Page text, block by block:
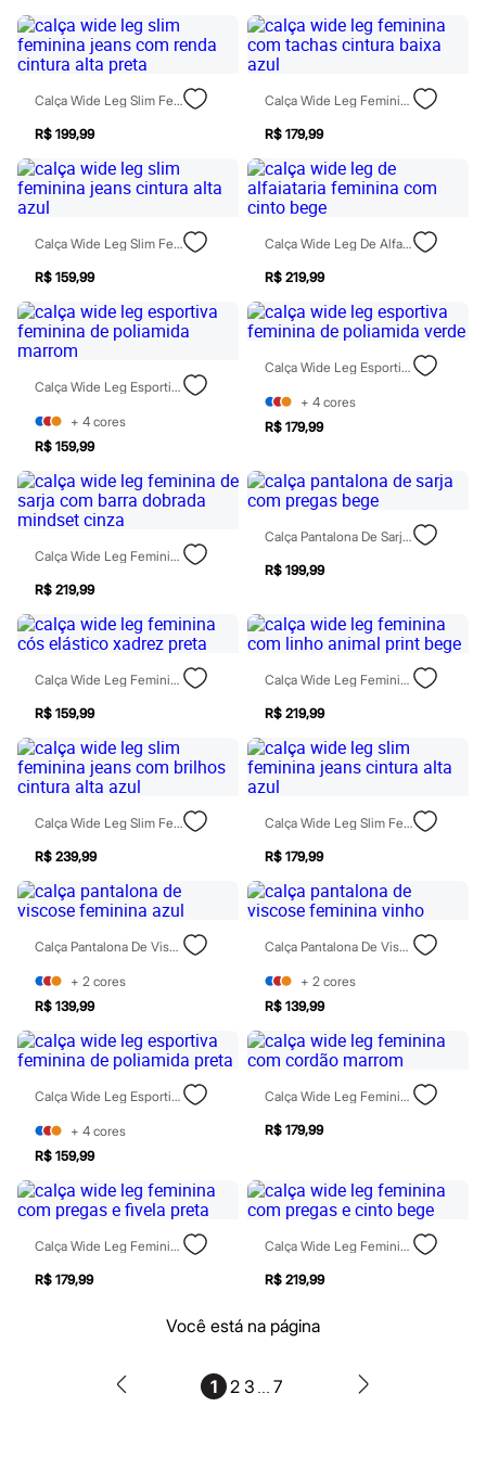
Botas
Chinelos
Pantufas
Rasteirinhas
Sandálias
Tênis
Diversão
Baby Club
Fifteen
Miss Fifteen
Moda íntima
Calcinhas
Cuecas
Meias
Pijamas
Moda praia
Blusas de proteção
Personagens
Bluey
Hello Kitty
Homem Aranha
Minecraft
Patrulha Canina
Sonic
Stitch
Beleza
Kits
Novidades
Condicionador
Escovas e Pentes
Finalizadores
Shampoo
Tratamento
Cuidados com o corpo
Hidratante
Protetor solar
Cuidados com o rosto
Esfoliante
Protetor solar
Tônicos
Maquiagens
Base
Batom
Blush
Corretivo
Gloss
Pó facial
Sombras
Al Wataniah
Banderas
Beleza C&A
Boca Rosa
Bruna Tavares
Carolina Herrera
Fran by Franciny Ehlke
Niina Secrets
Calça Wide Leg Slim Feminina Jeans Com Renda Cintura Alta Preta
R$ 199,99
Calça Wide Leg Feminina Com Tachas Cintura Baixa Azul
R$ 179,99
Calça Wide Leg Slim Feminina Jeans Cintura Alta Azul
R$ 159,99
Calça Wide Leg De Alfaiataria Feminina Com Cinto Bege
R$ 219,99
Calça Wide Leg Esportiva Feminina De Poliamida Marrom
+ 4 cores
R$ 159,99
Calça Wide Leg Esportiva Feminina De Poliamida Verde
+ 4 cores
R$ 179,99
Calça Wide Leg Feminina De Sarja Com Barra Dobrada Mindset Cinza
R$ 219,99
Calça Pantalona De Sarja Com Pregas Bege
R$ 199,99
Calça Wide Leg Feminina Cós Elástico Xadrez Preta
R$ 159,99
Calça Wide Leg Feminina Com Linho Animal Print Bege
R$ 219,99
Calça Wide Leg Slim Feminina Jeans Com Brilhos Cintura Alta Azul
R$ 239,99
Calça Wide Leg Slim Feminina Jeans Cintura Alta Azul
R$ 179,99
Calça Pantalona De Viscose Feminina Azul
+ 2 cores
R$ 139,99
Calça Pantalona De Viscose Feminina Vinho
+ 2 cores
R$ 139,99
Calça Wide Leg Esportiva Feminina De Poliamida Preta
+ 4 cores
R$ 159,99
Calça Wide Leg Feminina Com Cordão Marrom
R$ 179,99
Calça Wide Leg Feminina Com Pregas E Fivela Preta
R$ 179,99
Calça Wide Leg Feminina Com Pregas E Cinto Bege
R$ 219,99
Você está na página
1 2 3 ... 7